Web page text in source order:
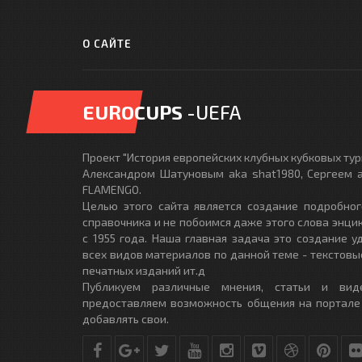
О САЙТЕ
EUROCUPS -UEFA
Проект "История европейских клубных кубковых
Александром Шатуновым aka shat1980, Сергеем
FLAMENGO.
Целью этого сайта является создание
справочника и не побоимся даже этого слова
с 1955 года. Наша главная задача это создание
всех видов материалов по данной теме -
печатных изданий ит.д
Публикуем различные мнения, статьи и
предоставляем возможность общения на
добавлять свои.